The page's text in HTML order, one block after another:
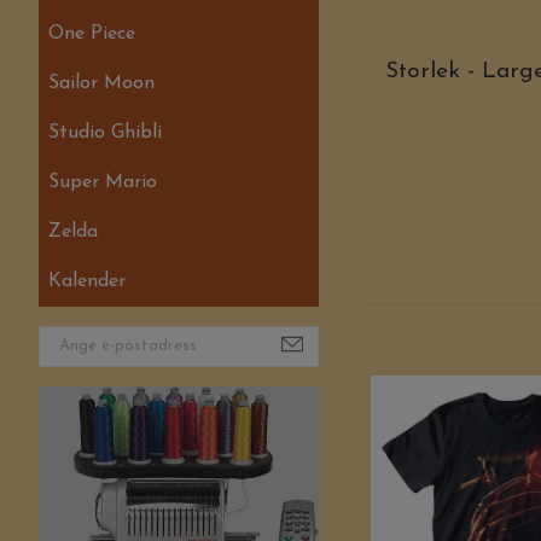
One Piece
Sailor Moon
Studio Ghibli
Super Mario
Zelda
Kalender
Storlek -